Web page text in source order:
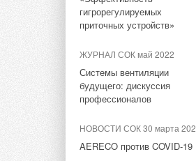
гигрорегулируемых
приточных устройств»
ЖУРНАЛ СОК май 2022
Системы вентиляции
будущего: дискуссия
профессионалов
НОВОСТИ СОК 30 марта
AERECO против COVID-19
НОВОСТИ СОК 2 сентября
2024
Домашний генератор Aquaria
литров питьевой воды в
НОВОСТИ СОК 30 августа
2024
виртуальный генератор
стабильной работы
Добавить
Текст комментария